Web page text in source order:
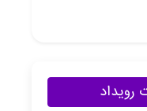
رویداد